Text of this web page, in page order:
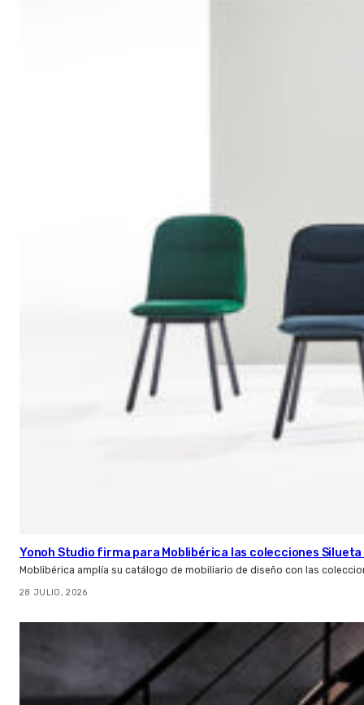
Yonoh Studio firma para Moblibérica las colecciones Silueta
Moblibérica amplía su catálogo de mobiliario de diseño con las
28 JULIO, 2026